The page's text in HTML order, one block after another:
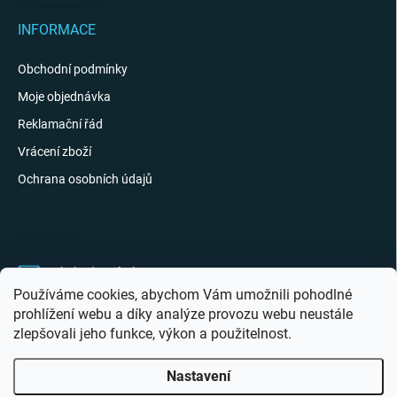
Používáme cookies, abychom Vám umožnili pohodlné
prohlížení webu a díky analýze provozu webu neustále
zlepšovali jeho funkce, výkon a použitelnost.
Nastavení
INFORMACE
Obchodní podmínky
Moje objednávka
Reklamační řád
Vrácení zboží
Ochrana osobních údajů
obchod@giftak.cz
731 320 162
Gifťák se mi líbí!